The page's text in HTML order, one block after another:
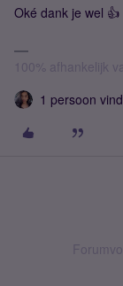
Oké dank je wel 👍
100% afhankelijk
1 persoon